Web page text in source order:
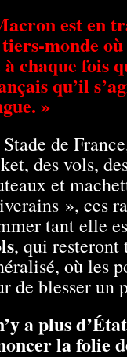
est en
monde
chaque fois
qu’il
»
de
des vols,
et
», ces
tant elle
, qui resteront
où les
de blesser un
a plus
la folie